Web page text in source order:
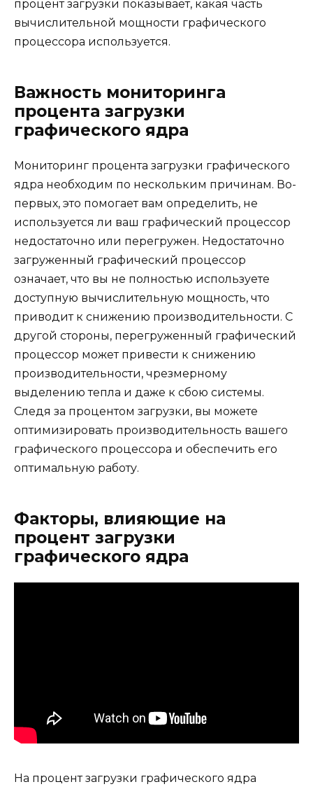
процент загрузки показывает, какая часть
вычислительной мощности графического
процессора используется.
Важность мониторинга
процента загрузки
графического ядра
Мониторинг процента загрузки графического
ядра необходим по нескольким причинам. Во-
первых, это помогает вам определить, не
используется ли ваш графический процессор
недостаточно или перегружен. Недостаточно
загруженный графический процессор
означает, что вы не полностью используете
доступную вычислительную мощность, что
приводит к снижению производительности. С
другой стороны, перегруженный графический
процессор может привести к снижению
производительности, чрезмерному
выделению тепла и даже к сбою системы.
Следя за процентом загрузки, вы можете
оптимизировать производительность вашего
графического процессора и обеспечить его
оптимальную работу.
Факторы, влияющие на
процент загрузки
графического ядра
На процент загрузки графического ядра